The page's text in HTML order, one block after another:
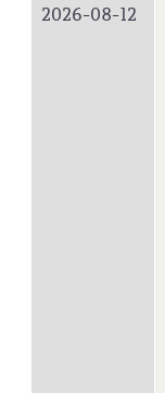
2026-08-12